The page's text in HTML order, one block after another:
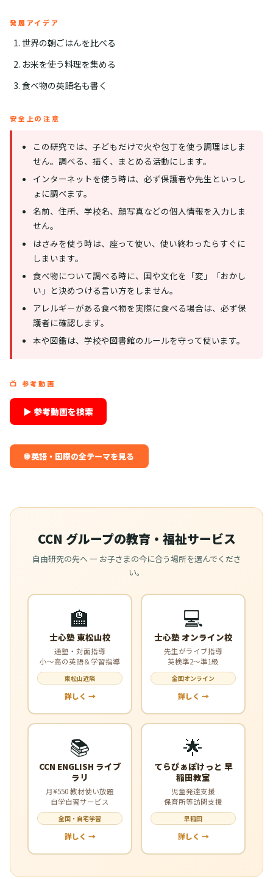
発展アイデア
世界の朝ごはんを比べる
お米を使う料理を集める
食べ物の英語名も書く
安全上の注意
この研究では、子どもだけで火や包丁を使う調理はしま
せん。調べる、描く、まとめる活動にします。
インターネットを使う時は、必ず保護者や先生といっし
ょに調べます。
名前、住所、学校名、顔写真などの個人情報を入力しま
せん。
はさみを使う時は、座って使い、使い終わったらすぐに
しまいます。
食べ物について調べる時に、国や文化を「変」「おかし
い」と決めつける言い方をしません。
アレルギーがある食べ物を実際に食べる場合は、必ず保
護者に確認します。
本や図鑑は、学校や図書館のルールを守って使います。
📺 参考動画
▶ 参考動画を検索
🌐 英語・国際の全テーマを見る
CCN グループの教育・福祉サービス
自由研究の先へ — お子さまの今に合う場所を選んでくださ
い。
🏫
士心塾 東松山校
通塾・対面指導
小〜高の英語＆学習指導
東松山近隣
詳しく →
💻
士心塾 オンライン校
先生がライブ指導
英検準2〜準1級
全国オンライン
詳しく →
📚
CCN ENGLISH ライブ
ラリ
月¥550 教材使い放題
自学自習サービス
全国・自宅学習
詳しく →
🌟
てらぴぁぽけっと 早
稲田教室
児童発達支援
保育所等訪問支援
早稲田
詳しく →